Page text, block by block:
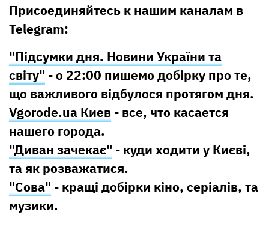
Присоединяйтесь к нашим каналам в
Telegram:
"Підсумки дня. Новини України та
світу" - о 22:00 пишемо добірку про те,
що важливого відбулося протягом дня.
Vgorode.ua Киев - все, что касается
нашего города.
"Диван зачекає" - куди ходити у Києві,
та як розважатися.
"Сова" - кращі добірки кіно, серіалів, та
музики.